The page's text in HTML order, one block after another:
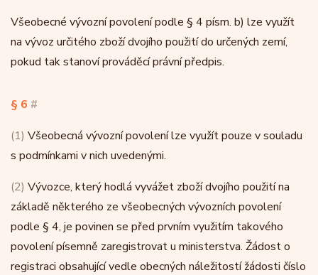
Všeobecné vývozní povolení podle § 4 písm. b) lze využít
na vývoz určitého zboží dvojího použití do určených zemí,
pokud tak stanoví prováděcí právní předpis.
§ 6 #
(1) Všeobecná vývozní povolení lze využít pouze v souladu
s podmínkami v nich uvedenými.
(2) Vývozce, který hodlá vyvážet zboží dvojího použití na
základě některého ze všeobecných vývozních povolení
podle § 4, je povinen se před prvním využitím takového
povolení písemně zaregistrovat u ministerstva. Žádost o
registraci obsahující vedle obecných náležitostí žádosti číslo